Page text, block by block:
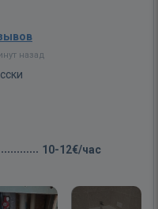
назад
10-12€/час